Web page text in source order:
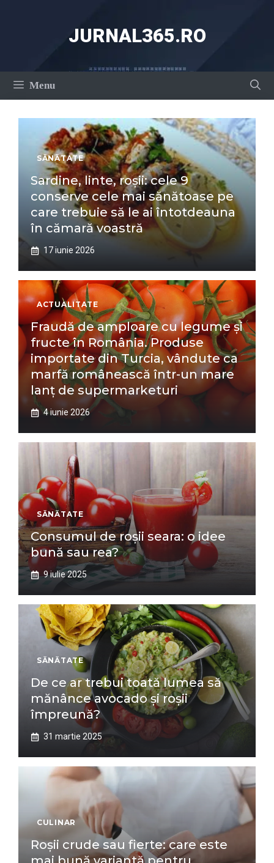
JURNAL365.RO
Menu
SĂNĂTATE
Sardine, linte, roșii: cele 9
conserve cele mai sănătoase pe
care trebuie să le ai întotdeauna
în cămară voastră
17 iunie 2026
ACTUALITATE
Fraudă de amploare cu legume și
fructe în România. Produse
importate din Turcia, vândute ca
marfă românească într-un mare
lanț de supermarketuri
4 iunie 2026
SĂNĂTATE
Consumul de roșii seara: o idee
bună sau rea?
9 iulie 2025
SĂNĂTATE
De ce ar trebui toată lumea să
mănânce avocado și roșii
împreună?
31 martie 2025
CULINAR
Roșii crude sau fierte: care este